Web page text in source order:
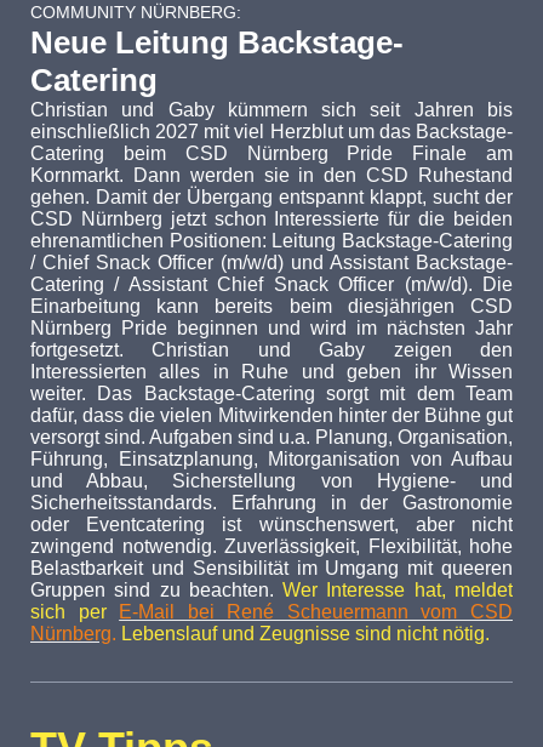
COMMUNITY NÜRNBERG:
Neue Leitung Backstage-
Catering
Christian und Gaby kümmern sich seit Jahren bis
einschließlich 2027 mit viel Herzblut um das Backstage-
Catering beim CSD Nürnberg Pride Finale am
Kornmarkt. Dann werden sie in den CSD Ruhestand
gehen. Damit der Übergang entspannt klappt, sucht der
CSD Nürnberg jetzt schon Interessierte für die beiden
ehrenamtlichen Positionen: Leitung Backstage-Catering
/ Chief Snack Officer (m/w/d) und Assistant Backstage-
Catering / Assistant Chief Snack Officer (m/w/d). Die
Einarbeitung kann bereits beim diesjährigen CSD
Nürnberg Pride beginnen und wird im nächsten Jahr
fortgesetzt. Christian und Gaby zeigen den
Interessierten alles in Ruhe und geben ihr Wissen
weiter. Das Backstage-Catering sorgt mit dem Team
dafür, dass die vielen Mitwirkenden hinter der Bühne gut
versorgt sind. Aufgaben sind u.a. Planung, Organisation,
Führung, Einsatzplanung, Mitorganisation von Aufbau
und Abbau, Sicherstellung von Hygiene- und
Sicherheitsstandards. Erfahrung in der Gastronomie
oder Eventcatering ist wünschenswert, aber nicht
zwingend notwendig. Zuverlässigkeit, Flexibilität, hohe
Belastbarkeit und Sensibilität im Umgang mit queeren
Gruppen sind zu beachten. Wer Interesse hat, meldet
sich per
E-Mail bei René Scheuermann vom CSD
Nürnberg. Lebenslauf und Zeugnisse sind nicht nötig.